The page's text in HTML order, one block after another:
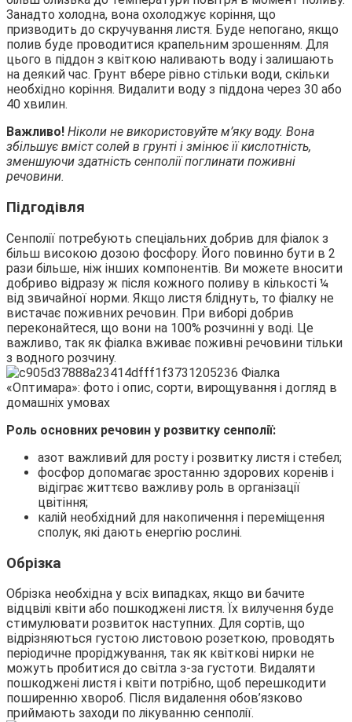
Занадто холодна, вона охолоджує коріння, що
призводить до скручування листя. Буде непогано, якщо
полив буде проводитися крапельним зрошенням. Для
цього в піддон з квіткою наливають воду і залишають
на деякий час. Грунт вбере рівно стільки води, скільки
необхідно коріння. Видалити воду з піддона через 30 або
40 хвилин.
Важливо! Ніколи не використовуйте м’яку воду. Вона
збільшує вміст солей в грунті і змінює її кислотність,
зменшуючи здатність сенполії поглинати поживні
речовини.
Підгодівля
Сенполії потребують спеціальних добрив для фіалок з
більш високою дозою фосфору. Його повинно бути в 2
рази більше, ніж інших компонентів. Ви можете вносити
добриво відразу ж після кожного поливу в кількості ¼
від звичайної норми. Якщо листя бліднуть, то фіалку не
вистачає поживних речовин. При виборі добрив
переконайтеся, що вони на 100% розчинні у воді. Це
важливо, так як фіалка вживає поживні речовини тільки
з водного розчину.
Роль основних речовин у розвитку сенполії:
азот важливий для росту і розвитку листя і стебел;
фосфор допомагає зростанню здорових коренів і
відіграє життєво важливу роль в організації
цвітіння;
калій необхідний для накопичення і переміщення
сполук, які дають енергію рослині.
Обрізка
Обрізка необхідна у всіх випадках, якщо ви бачите
відцвілі квіти або пошкоджені листя. Їх вилучення буде
стимулювати розвиток наступних. Для сортів, що
відрізняються густою листовою розеткою, проводять
періодичне проріджування, так як квіткові нирки не
можуть пробитися до світла з-за густоти. Видаляти
пошкоджені листя і квіти потрібно, щоб перешкодити
поширенню хвороб. Після видалення обов’язково
приймають заходи по лікуванню сенполії.